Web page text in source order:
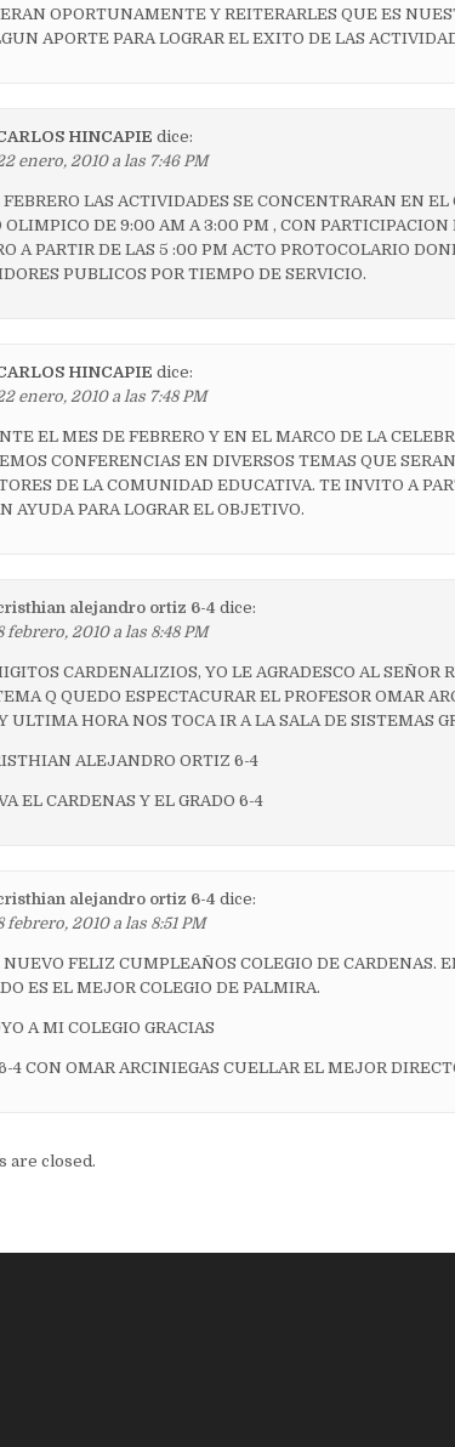
OPORTUNAMENTE Y REITERARLES QUE ES
APORTE PARA LOGRAR EL EXITO DE LAS
HINCAPIE dice:
enero, 2010 a las 7:46 PM
FEBRERO LAS ACTIVIDADES SE CONCENTRARAN EN
OLIMPICO DE 9:00 AM A 3:00 PM , CON PARTICIPACION
A PARTIR DE LAS 5 :00 PM ACTO PROTOCOLARIO
PUBLICOS POR TIEMPO DE SERVICIO.
HINCAPIE dice:
enero, 2010 a las 7:48 PM
EL MES DE FEBRERO Y EN EL MARCO DE LA
CONFERENCIAS EN DIVERSOS TEMAS QUE
DE LA COMUNIDAD EDUCATIVA. TE INVITO A
AYUDA PARA LOGRAR EL OBJETIVO.
alejandro ortiz 6-4 dice:
febrero, 2010 a las 8:48 PM
CARDENALIZIOS, YO LE AGRADESCO AL SEÑOR
Q QUEDO ESPECTACURAR EL PROFESOR OMAR
ULTIMA HORA NOS TOCA IR A LA SALA DE SISTEMAS
ALEJANDRO ORTIZ 6-4
EL CARDENAS Y EL GRADO 6-4
alejandro ortiz 6-4 dice:
febrero, 2010 a las 8:51 PM
NUEVO FELIZ CUMPLEAÑOS COLEGIO DE CARDENAS.
ES EL MEJOR COLEGIO DE PALMIRA.
A MI COLEGIO GRACIAS
4 CON OMAR ARCINIEGAS CUELLAR EL MEJOR
are closed.